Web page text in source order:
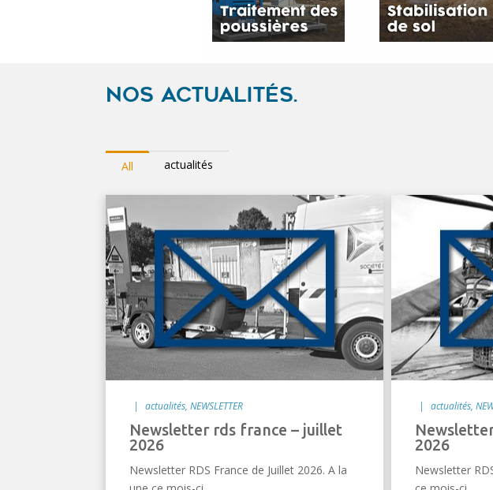
NOS ACTUALITÉS.
All actualités
| actualités,NEWSLETTER
newsletter rds france – juillet
2026
Newsletter RDS France de Juillet 2026. A la
| actualités,
newsletter rds france – mai
2026
Newsletter